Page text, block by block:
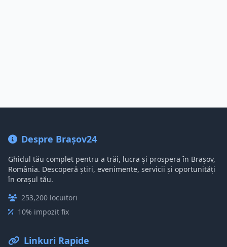
Despre Brașov24
Ghidul tău complet pentru a trăi, lucra și prospera în Brașov,
România. Descoperă știri, evenimente, servicii și oportunități
în orașul tău.
253,200 locuitori
10% impozit fix
Linkuri Rapide